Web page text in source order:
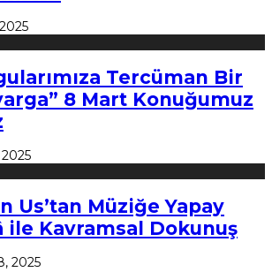
Tercüman Bir
8 Mart Konuğumuz
Us’tan Müziğe Yapay
ile Kavramsal Dokunuş
2025